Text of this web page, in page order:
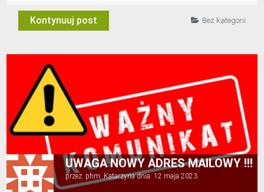
Kontynuuj post Bez kategorii
UWAGA NOWY ADRES MAILOWY !!!
przez: phm. Katarzynadnia:12 maja 2023